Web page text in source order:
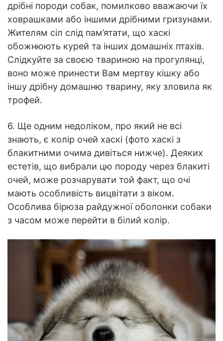
дрібні породи собак, помилково вважаючи їх
ховрашками або іншими дрібними гризунами.
Жителям сіл слід пам’ятати, що хаскі
обожнюють курей та інших домашніх птахів.
Слідкуйте за своєю твариною на прогулянці,
воно може принести Вам мертву кішку або
іншу дрібну домашню тварину, яку зловила як
трофей.
6. Ще одним недоліком, про який не всі
знають, є колір очей хаскі (фото хаскі з
блакитними очима дивіться нижче). Деяких
естетів, що вибрали цю породу через блакиті
очей, може розчарувати той факт, що очі
мають особливість вицвітати з віком.
Особлива бірюза райдужної оболонки собаки
з часом може перейти в білий колір.